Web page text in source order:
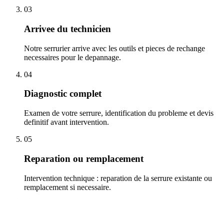
03
Arrivee du technicien
Notre serrurier arrive avec les outils et pieces de rechange
necessaires pour le depannage.
04
Diagnostic complet
Examen de votre serrure, identification du probleme et devis
definitif avant intervention.
05
Reparation ou remplacement
Intervention technique : reparation de la serrure existante ou
remplacement si necessaire.